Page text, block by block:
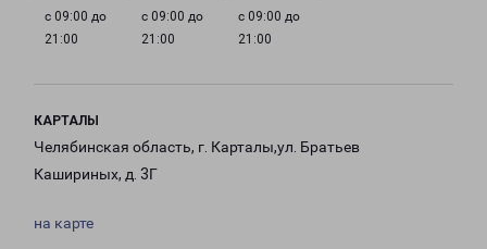
с 09:00 до
21:00
с 09:00 до
21:00
с 09:00 до
21:00
КАРТАЛЫ
Челябинская область, г. Карталы,ул. Братьев
Кашириных, д. 3Г
на карте